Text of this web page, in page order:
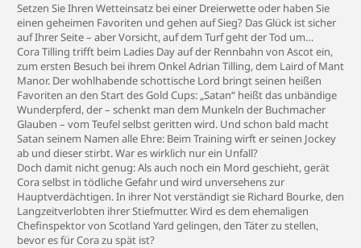
Setzen Sie Ihren Wetteinsatz bei einer Dreierwette oder haben Sie
einen geheimen Favoriten und gehen auf Sieg? Das Glück ist sicher
auf Ihrer Seite – aber Vorsicht, auf dem Turf geht der Tod um…
Cora Tilling trifft beim Ladies Day auf der Rennbahn von Ascot ein,
zum ersten Besuch bei ihrem Onkel Adrian Tilling, dem Laird of Mant
Manor. Der wohlhabende schottische Lord bringt seinen heißen
Favoriten an den Start des Gold Cups: „Satan“ heißt das unbändige
Wunderpferd, der – schenkt man dem Munkeln der Buchmacher
Glauben – vom Teufel selbst geritten wird. Und schon bald macht
Satan seinem Namen alle Ehre: Beim Training wirft er seinen Jockey
ab und dieser stirbt. War es wirklich nur ein Unfall?
Doch damit nicht genug: Als auch noch ein Mord geschieht, gerät
Cora selbst in tödliche Gefahr und wird unversehens zur
Hauptverdächtigen. In ihrer Not verständigt sie Richard Bourke, den
Langzeitverlobten ihrer Stiefmutter. Wird es dem ehemaligen
Chefinspektor von Scotland Yard gelingen, den Täter zu stellen,
bevor es für Cora zu spät ist?